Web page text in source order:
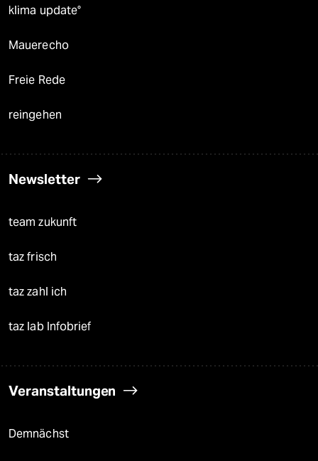
klima update°
Mauerecho
Freie Rede
reingehen
Newsletter
team zukunft
taz frisch
taz zahl ich
taz lab Infobrief
Veranstaltungen
Demnächst